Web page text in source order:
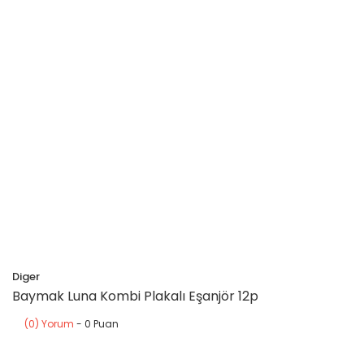
Diger
Baymak Luna Kombi Plakalı Eşanjör 12p
(0) Yorum - 0 Puan